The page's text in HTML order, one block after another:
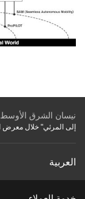
نيسان الشرق الأوسط
إلى المرئي" خلال معرض
العربية